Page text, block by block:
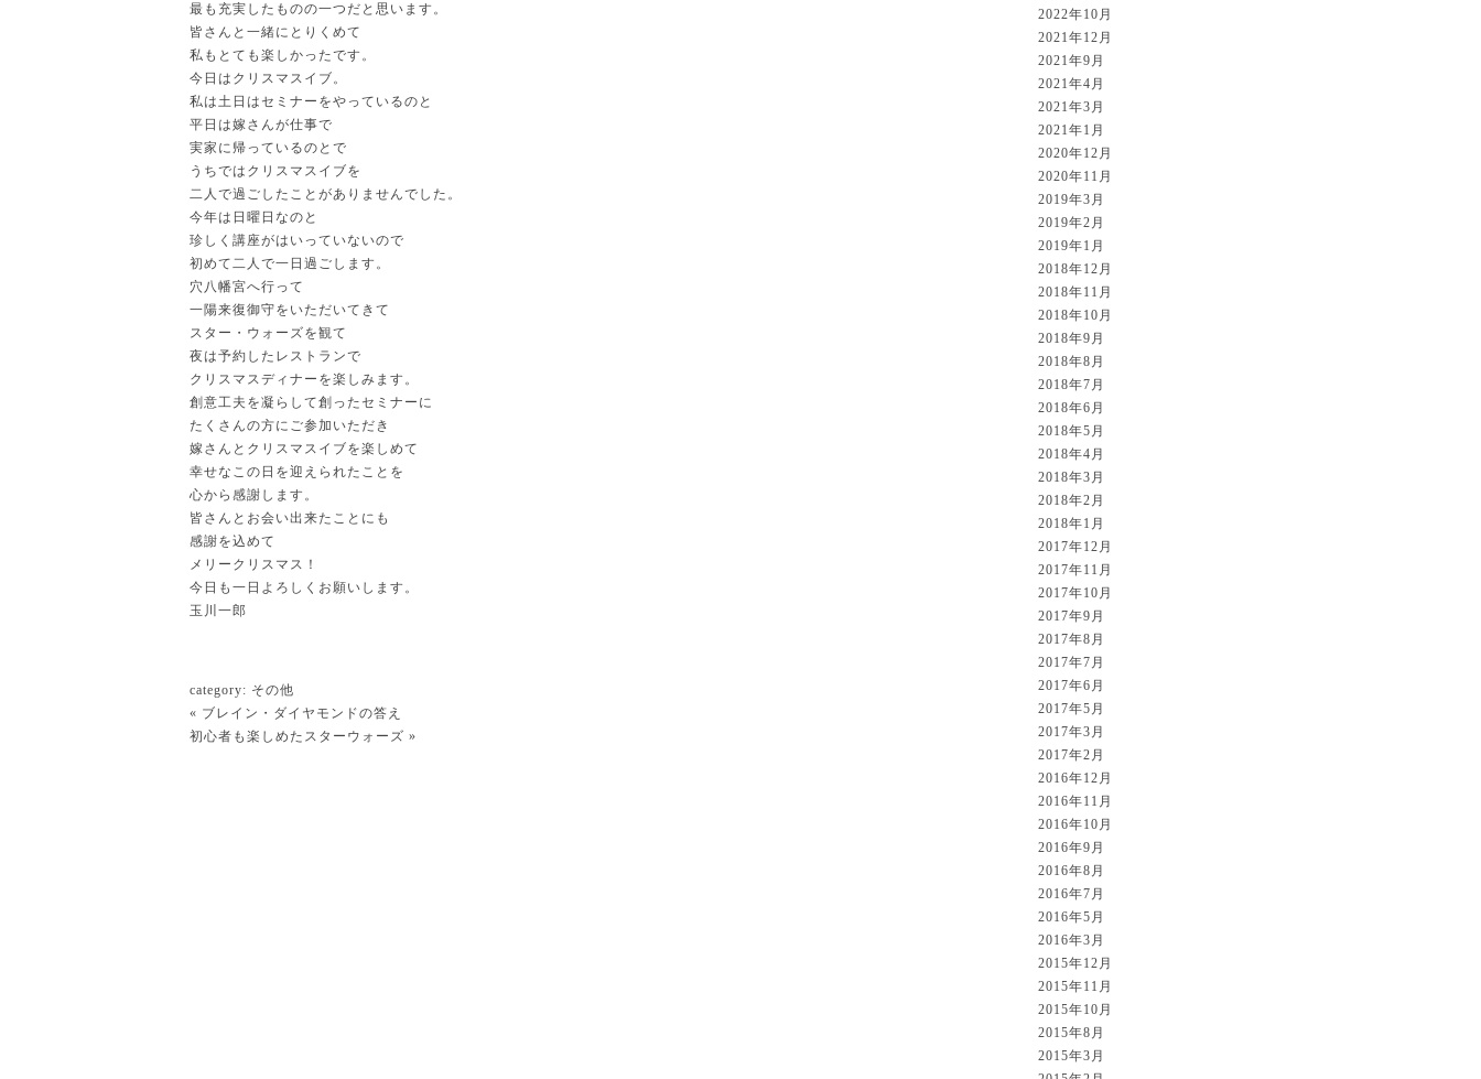
最も充実したものの一つだと思います。
皆さんと一緒にとりくめて
私もとても楽しかったです。
今日はクリスマスイブ。
私は土日はセミナーをやっているのと
平日は嫁さんが仕事で
実家に帰っているのとで
うちではクリスマスイブを
二人で過ごしたことがありませんでした。
今年は日曜日なのと
珍しく講座がはいっていないので
初めて二人で一日過ごします。
穴八幡宮へ行って
一陽来復御守をいただいてきて
スター・ウォーズを観て
夜は予約したレストランで
クリスマスディナーを楽しみます。
創意工夫を凝らして創ったセミナーに
たくさんの方にご参加いただき
嫁さんとクリスマスイブを楽しめて
幸せなこの日を迎えられたことを
心から感謝します。
皆さんとお会い出来たことにも
感謝を込めて
メリークリスマス！
今日も一日よろしくお願いします。
玉川一郎
category: その他
« ブレイン・ダイヤモンドの答え
初心者も楽しめたスターウォーズ »
2022年10月
2021年12月
2021年9月
2021年4月
2021年3月
2021年1月
2020年12月
2020年11月
2019年3月
2019年2月
2019年1月
2018年12月
2018年11月
2018年10月
2018年9月
2018年8月
2018年7月
2018年6月
2018年5月
2018年4月
2018年3月
2018年2月
2018年1月
2017年12月
2017年11月
2017年10月
2017年9月
2017年8月
2017年7月
2017年6月
2017年5月
2017年3月
2017年2月
2016年12月
2016年11月
2016年10月
2016年9月
2016年8月
2016年7月
2016年5月
2016年3月
2015年12月
2015年11月
2015年10月
2015年8月
2015年3月